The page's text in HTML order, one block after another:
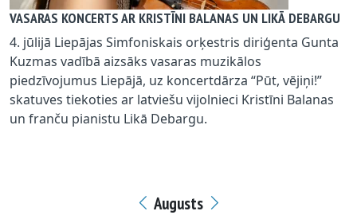
VASARAS KONCERTS AR KRISTĪNI BALANAS UN LIKĀ DEBARGU
4. jūlijā Liepājas Simfoniskais orķestris diriģenta Gunta
Kuzmas vadībā aizsāks vasaras muzikālos
piedzīvojumus Liepājā, uz koncertdārza “Pūt, vējiņi!”
skatuves tiekoties ar latviešu vijolnieci Kristīni Balanas
un franču pianistu Likā Debargu.
Augusts